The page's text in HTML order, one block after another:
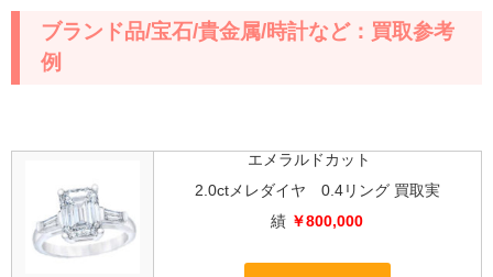
ブランド品/宝石/貴金属/時計など：買取参考
例
エメラルドカット
2.0ctメレダイヤ 0.4リング 買取実
績 ￥800,000